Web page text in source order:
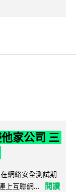
家公司 三
網絡安全測試期
上互聯網...
閱讀